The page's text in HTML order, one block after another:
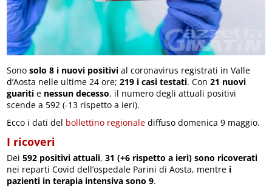
Sono solo 8 i nuovi positivi al coronavirus registrati in Valle
d’Aosta nelle ultime 24 ore;219 i casi testati. Con21 nuovi
guariti e nessun decesso, il numero degli attuali positivi
scende a 592 (-13 rispetto a ieri).
Ecco i dati del bollettino regionale diffuso domenica 9 maggio.
I ricoveri
Dei592 positivi attuali,31 (+6 rispetto a ieri) sono ricoverati
nei reparti Covid dell’ospedale Parini di Aosta, mentre i
pazienti in terapia intensiva sono 9.